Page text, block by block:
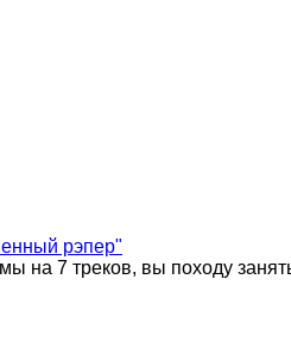
рэпер"
на 7 треков, вы походу